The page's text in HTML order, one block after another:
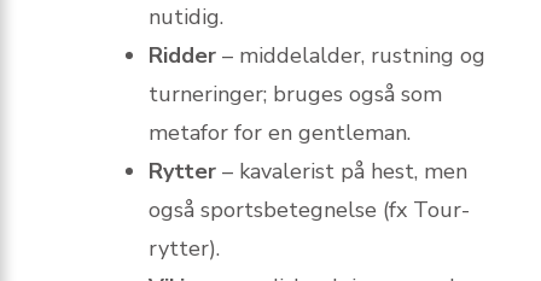
nutidig.
Ridder – middelalder, rustning og
turneringer; bruges også som
metafor for en gentleman.
Rytter – kavalerist på hest, men
også sportsbetegnelse (fx Tour-
rytter).